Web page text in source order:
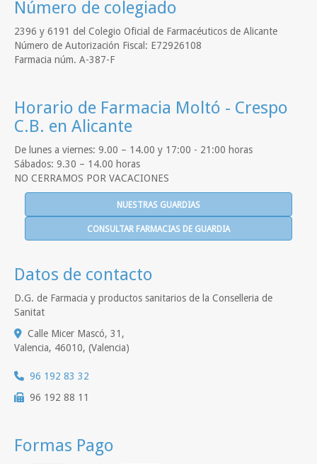
Número de colegiado
2396 y 6191 del Colegio Oficial de Farmacéuticos de Alicante
Número de Autorización Fiscal: E72926108
Farmacia núm. A-387-F
Horario de Farmacia Moltó - Crespo
C.B. en Alicante
De lunes a viernes: 9.00 – 14.00 y 17:00 - 21:00 horas
Sábados: 9.30 – 14.00 horas
NO CERRAMOS POR VACACIONES
NUESTRAS GUARDIAS
CONSULTAR FARMACIAS DE GUARDIA
Datos de contacto
D.G. de Farmacia y productos sanitarios de la Conselleria de
Sanitat
Calle Micer Mascó, 31,
Valencia, 46010, (Valencia)
96 192 83 32
96 192 88 11
Formas Pago